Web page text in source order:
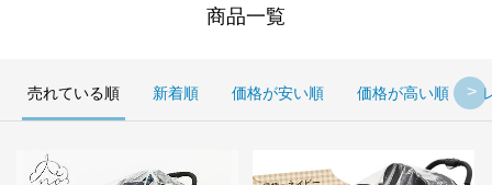
商品一覧
売れている順 新着順 価格が安い順 価格が高い順